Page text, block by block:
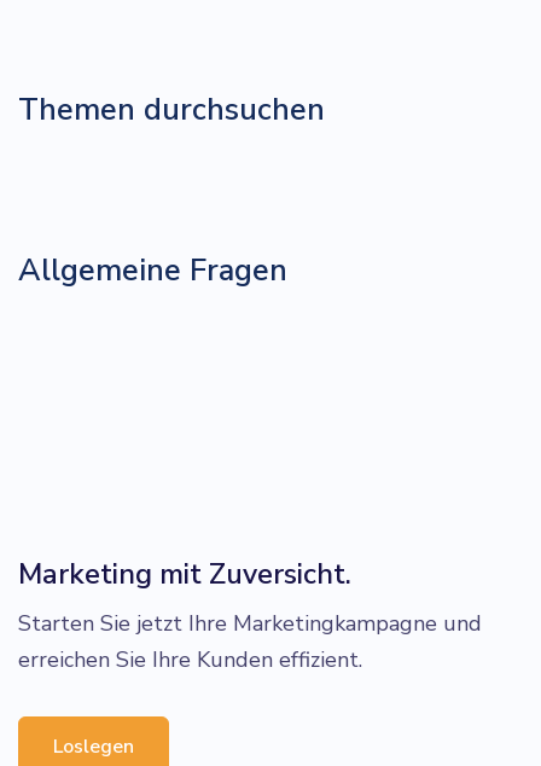
Themen durchsuchen
Allgemeine Fragen
Marketing mit Zuversicht.
Starten Sie jetzt Ihre Marketingkampagne und
erreichen Sie Ihre Kunden effizient.
Loslegen